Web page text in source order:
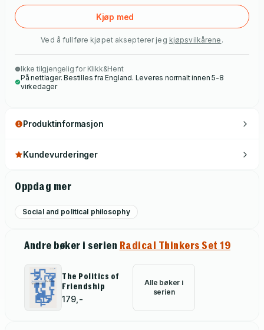
Kjøp med
Ved å fullføre kjøpet aksepterer jeg kjøpsvilkårene .
Ikke tilgjengelig for Klikk&Hent
På nettlager. Bestilles fra England. Leveres normalt innen 5-8
virkedager
Produktinformasjon
Kundevurderinger
Oppdag mer
Social and political philosophy
Andre bøker i serien Radical Thinkers Set 19
The Politics of
Friendship
179,-
Alle bøker i
serien